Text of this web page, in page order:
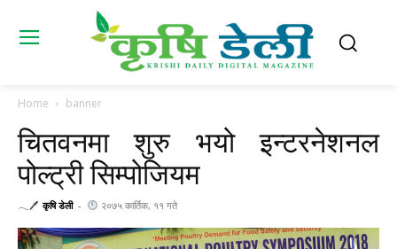
Home banner
चितवनमा शुरु भयो इन्टरनेशनल
पोल्ट्री सिम्पोजियम
𓂃🖊 कृषि डेली - २०७५ कार्तिक, ११ गते